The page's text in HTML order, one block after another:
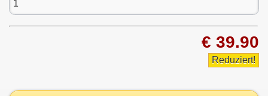
€ 39.90
Reduziert!